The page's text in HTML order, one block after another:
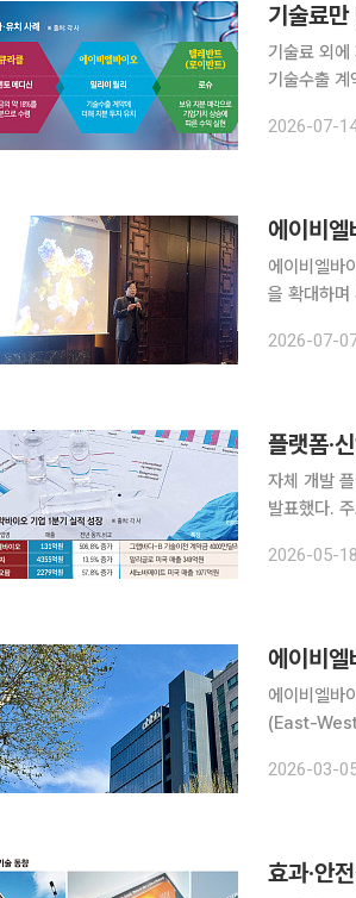
기술료
기술료 외에 지
기술수출
2026-07-
에이비
에이비엘바
을 확대하
2026-07-
플랫폼·
자체 개발
발표했다.
2026-05-
에이비
에이비엘바
(East-West
기업 맥킨
2026-03-
효과·안